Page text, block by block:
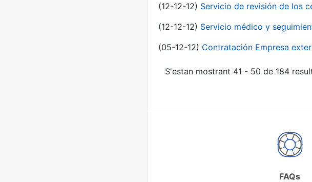
(12-12-12) Servicio de revisión de los
(12-12-12) Servicio médico y
(05-12-12) Contratación Empresa
S'estan mostrant 41 - 50 de 184
FAQs